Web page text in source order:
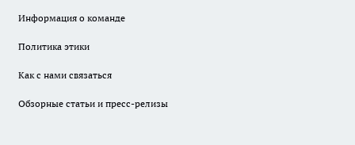
Информация о команде
Политика этики
Как с нами связаться
Обзорные статьи и пресс-релизы